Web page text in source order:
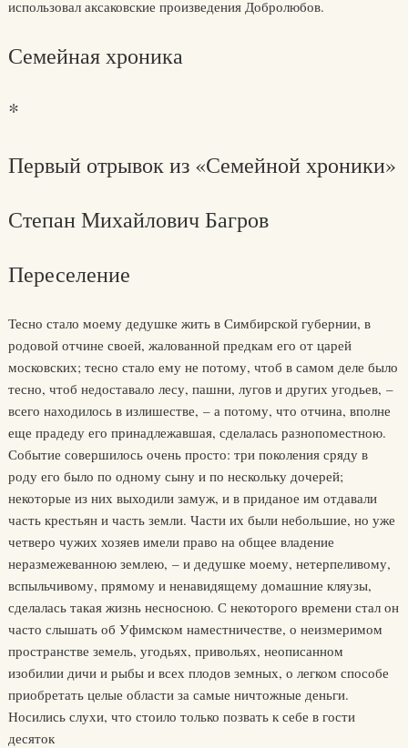
использовал аксаковские произведения Добролюбов.
Семейная хроника
*
Первый отрывок из «Семейной хроники»
Степан Михайлович Багров
Переселение
Тесно стало моему дедушке жить в Симбирской губернии, в
родовой отчине своей, жалованной предкам его от царей
московских; тесно стало ему не потому, чтоб в самом деле было
тесно, чтоб недоставало лесу, пашни, лугов и других угодьев, –
всего находилось в излишестве, – а потому, что отчина, вполне
еще прадеду его принадлежавшая, сделалась разнопоместною.
Событие совершилось очень просто: три поколения сряду в
роду его было по одному сыну и по нескольку дочерей;
некоторые из них выходили замуж, и в приданое им отдавали
часть крестьян и часть земли. Части их были небольшие, но уже
четверо чужих хозяев имели право на общее владение
неразмежеванною землею, – и дедушке моему, нетерпеливому,
вспыльчивому, прямому и ненавидящему домашние кляузы,
сделалась такая жизнь несносною. С некоторого времени стал он
часто слышать об Уфимском наместничестве, о неизмеримом
пространстве земель, угодьях, привольях, неописанном
изобилии дичи и рыбы и всех плодов земных, о легком способе
приобретать целые области за самые ничтожные деньги.
Носились слухи, что стоило только позвать к себе в гости
десяток